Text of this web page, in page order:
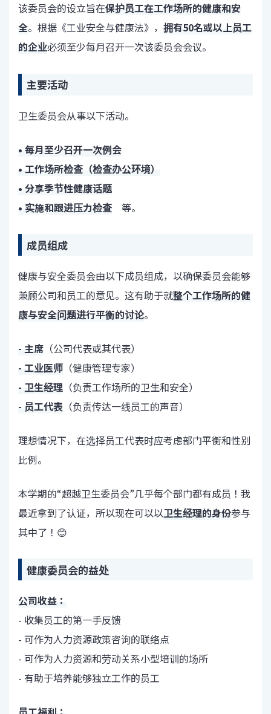
该委员会的设立旨在保护员工在工作场所的健康和安
全。根据《工业安全与健康法》， 拥有50名或以上员工
的企业必须至少每月召开一次该委员会会议。
主要活动
卫生委员会从事以下活动。
• 每月至少召开一次例会
• 工作场所检查（检查办公环境）
• 分享季节性健康话题
• 实施和跟进压力检查 等。
成员组成
健康与安全委员会由以下成员组成，以确保委员会能够
兼顾公司和员工的意见。这有助于就整个工作场所的健
康与安全问题进行平衡的讨论。
- 主席 （公司代表或其代表）
- 工业医师 （健康管理专家）
- 卫生经理 （负责工作场所的卫生和安全）
- 员工代表 （负责传达一线员工的声音）
理想情况下，在选择员工代表时应考虑部门平衡和性别
比例。
本学期的“超越卫生委员会”几乎每个部门都有成员！我
最近拿到了认证，所以现在可以以卫生经理的身份参与
其中了！😊
健康委员会的益处
公司收益：
- 收集员工的第一手反馈
- 可作为人力资源政策咨询的联络点
- 可作为人力资源和劳动关系小型培训的场所
- 有助于培养能够独立工作的员工